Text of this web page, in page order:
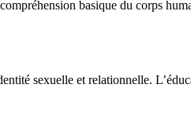
basique du corps
sexuelle et relationnelle.